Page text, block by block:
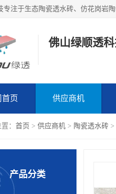
专注于生态陶瓷透水砖、仿花岗岩陶
佛山绿顺透
首页 供应商机
： 首页 > 供应商机 > 陶瓷透水砖 >
产品分类